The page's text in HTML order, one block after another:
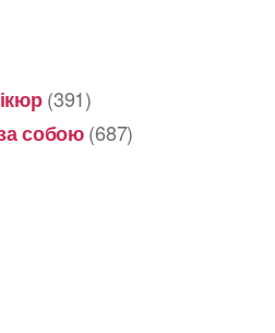
(391)
собою(687)